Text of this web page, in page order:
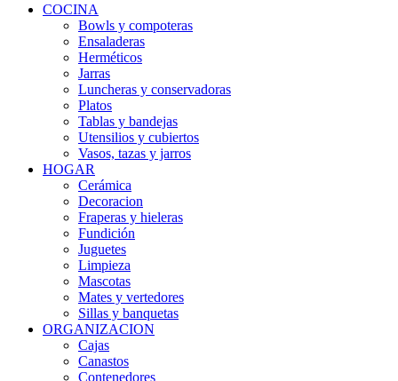
COCINA
Bowls y compoteras
Ensaladeras
Herméticos
Jarras
Luncheras y conservadoras
Platos
Tablas y bandejas
Utensilios y cubiertos
Vasos, tazas y jarros
HOGAR
Cerámica
Decoracion
Fraperas y hieleras
Fundición
Juguetes
Limpieza
Mascotas
Mates y vertedores
Sillas y banquetas
ORGANIZACION
Cajas
Canastos
Contenedores